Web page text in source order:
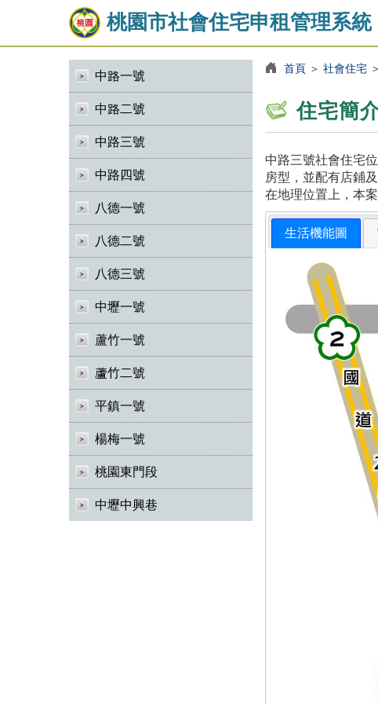
桃園市社會住宅申租管理系統
中路一號
中路二號
中路三號
中路四號
八德一號
八德二號
八德三號
中壢一號
蘆竹一號
蘆竹二號
平鎮一號
楊梅一號
桃園東門段
中壢中興巷
首頁＞ 社會住宅＞
住宅簡
中路三號社會住宅
房型，並配有店鋪
在地理位置上，本
生活機能圖